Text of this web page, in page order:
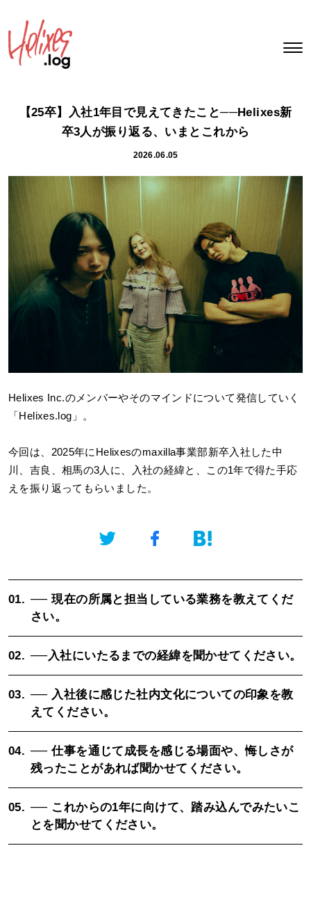
【25卒】入社1年目で見えてきたこと──Helixes新
卒3人が振り返る、いまとこれから
2026.06.05
Helixes Inc.のメンバーやそのマインドについて発信していく
「Helixes.log」。
今回は、2025年にHelixesのmaxilla事業部新卒入社した中
川、吉良、相馬の3人に、入社の経緯と、この1年で得た手応
えを振り返ってもらいました。
01. ── 現在の所属と担当している業務を教えてくだ
さい。
02. ──入社にいたるまでの経緯を聞かせてください。
03. ── 入社後に感じた社内文化についての印象を教
えてください。
04. ── 仕事を通じて成長を感じる場面や、悔しさが
残ったことがあれば聞かせてください。
05. ── これからの1年に向けて、踏み込んでみたいこ
とを聞かせてください。